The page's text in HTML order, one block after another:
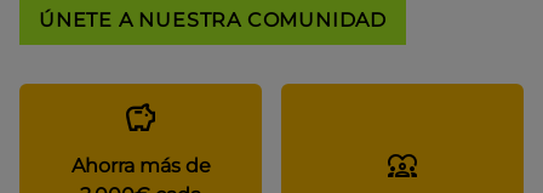
ÚNETE A NUESTRA COMUNIDAD
Ahorra más de